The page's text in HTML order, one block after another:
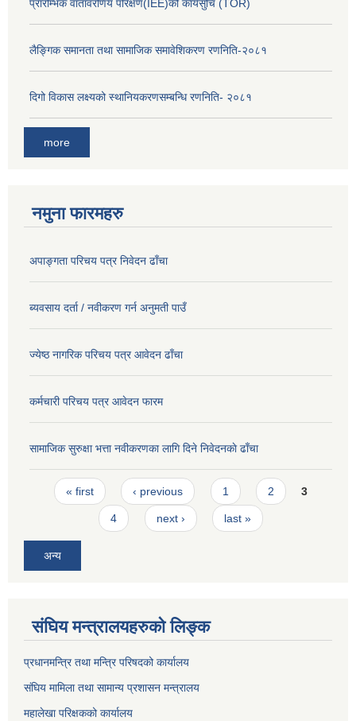
प्रारम्भिक वातावरणिय परिक्षण(IEE)को कार्यसुचि (TOR)
लैङ्‍गिक समानता तथा सामाजिक समावेशिकरण रणनिति-२०८१
दिगो विकास लक्ष्यको स्थानियकरणसम्बन्धि रणनिति- २०८१
more
नमुना फारमहरु
अपाङ्गता परिचय पत्र निवेदन ढाँचा
ब्यवसाय दर्ता / नवीकरण गर्न अनुमती पाउँ
ज्येष्ठ नागरिक परिचय पत्र आवेदन ढाँचा
कर्मचारी परिचय पत्र आवेदन फारम
सामाजिक सुरुक्षा भत्ता नवीकरणका लागि दिने निवेदनकाे ढाँचा
Pages
« first ‹ previous 1 2 3
4 next › last »
अन्य
संघिय मन्त्रालयहरुको लिङ्‍क
प्रधानमन्त्रि तथा मन्त्रि परिषदको कार्यालय
संघिय मामिला तथा सामान्य प्रशासन मन्त्रालय
महालेखा परिक्षकको कार्यालय